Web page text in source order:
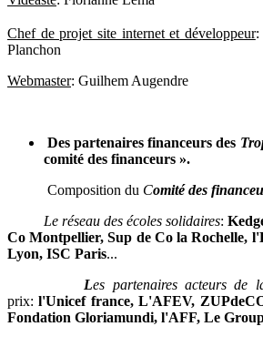
Chef de projet site internet et développeur:
Planchon
Webmaster: Guilhem Augendre
Des partenaires financeurs des
comité des financeurs ».
Composition du Comité des
Le réseau des écoles solidaires:
Co Montpellier,Sup de Co la Rochelle,
Lyon, ISC Paris...
Les partenaires acteurs de
prix:l'Unicef france, L'AFEV,
Fondation Gloriamundi, l'AFF, Le